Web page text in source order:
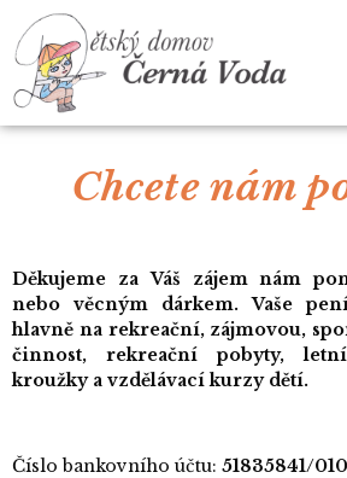
Chcete nám
Děkujeme za Váš zájem nám
nebo věcným dárkem. Vaše
hlavně na rekreační, zájmovou,
činnost, rekreační pobyty,
kroužky a vzdělávací kurzy dětí.
Číslo bankovního účtu: 51835841/